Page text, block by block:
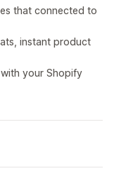
that connected to
instant product
your Shopify